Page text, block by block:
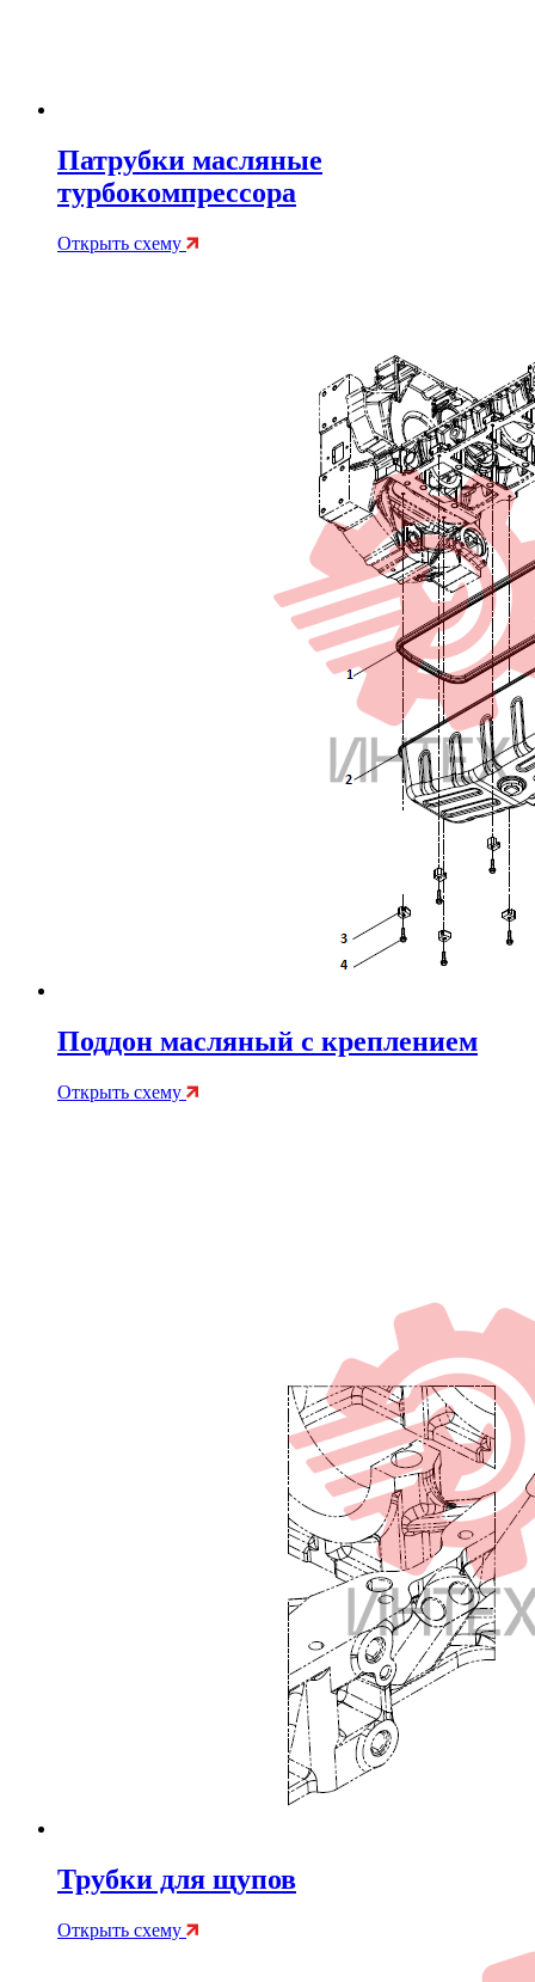
Патрубки масляные
турбокомпрессора
Открыть схему
Поддон масляный с креплением
Открыть схему
Трубки для щупов
Открыть схему